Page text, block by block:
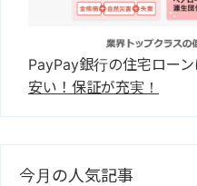
PayPay銀行の住宅ローン
安い！保証が充実！
今月の人気記事